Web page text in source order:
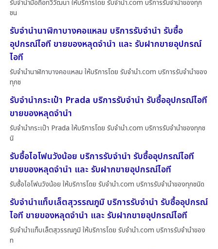
รับจำนำมือถือทวีวัฒนา ให้บริการโดย รับจํานํา.com บริการรับจำนำของทุก
ชน
รับจำนำนาฬิกาบางคอแหลม บริการรับจำนำ รับซื้อ
อุปกรณ์ไอที ขายของหลุดจำนำ และ รับฝากขายอุปกรณ์
ไอที
รับจำนำนาฬิกาบางคอแหลม ให้บริการโดย รับจํานํา.com บริการรับจำนำของ
ทุกช
รับจำนำกระเป๋า Prada บริการรับจำนำ รับซื้ออุปกรณ์ไอที
ขายของหลุดจำนำ
รับจำนำกระเป๋า Prada ให้บริการโดย รับจํานํา.com บริการรับจำนำของทุกช
นิ
รับซื้อไอโฟนวังน้อย บริการรับจำนำ รับซื้ออุปกรณ์ไอที
ขายของหลุดจำนำ และ รับฝากขายอุปกรณ์ไอที
รับซื้อไอโฟนวังน้อย ให้บริการโดย รับจํานํา.com บริการรับจำนำของทุกชนิด
รับจำนำแท็บเล็ตสุวรรณภูมิ บริการรับจำนำ รับซื้ออุปกรณ์
ไอที ขายของหลุดจำนำ และ รับฝากขายอุปกรณ์ไอที
รับจำนำแท็บเล็ตสุวรรณภูมิ ให้บริการโดย รับจํานํา.com บริการรับจำนำของ
ท